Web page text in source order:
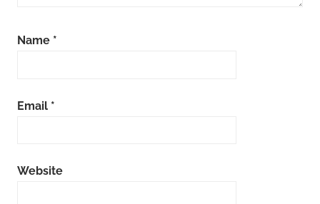
Name *
Email *
Website